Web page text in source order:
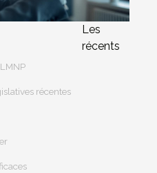
récentes
Les
récents